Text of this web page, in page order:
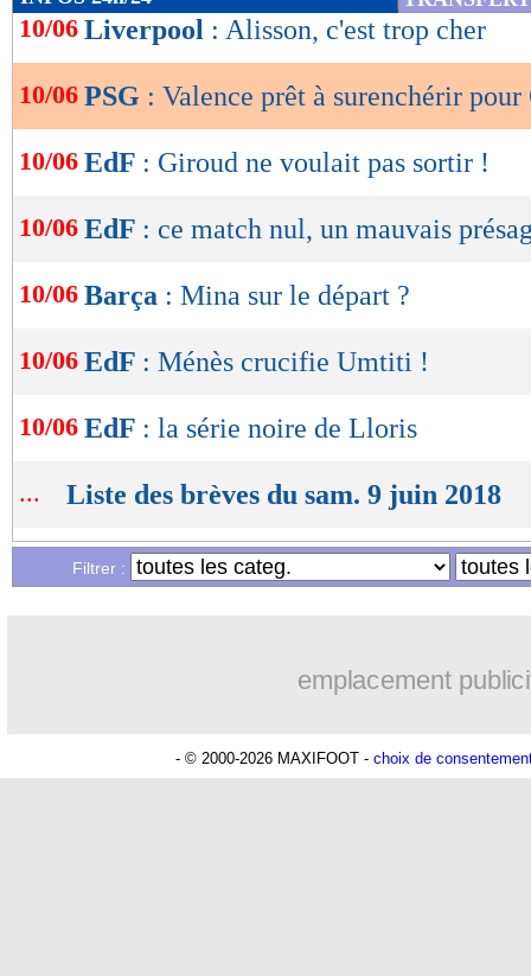
de
OK
10/06 Liverpool : Alisson, c'est trop cher
10/06 PSG : Valence prêt à surenchérir pour
10/06 EdF : Giroud ne voulait pas sortir !
10/06 EdF : ce match nul, un mauvais
10/06 Barça : Mina sur le départ ?
10/06 EdF : Ménès crucifie Umtiti !
10/06 EdF : la série noire de Lloris
... Liste des brèves du sam. 9 juin 2018
Liste des brèves du ven. 8 juin 2018
Filtrer :
emplacement
- © 2000-2026 MAXIFOOT - choix de